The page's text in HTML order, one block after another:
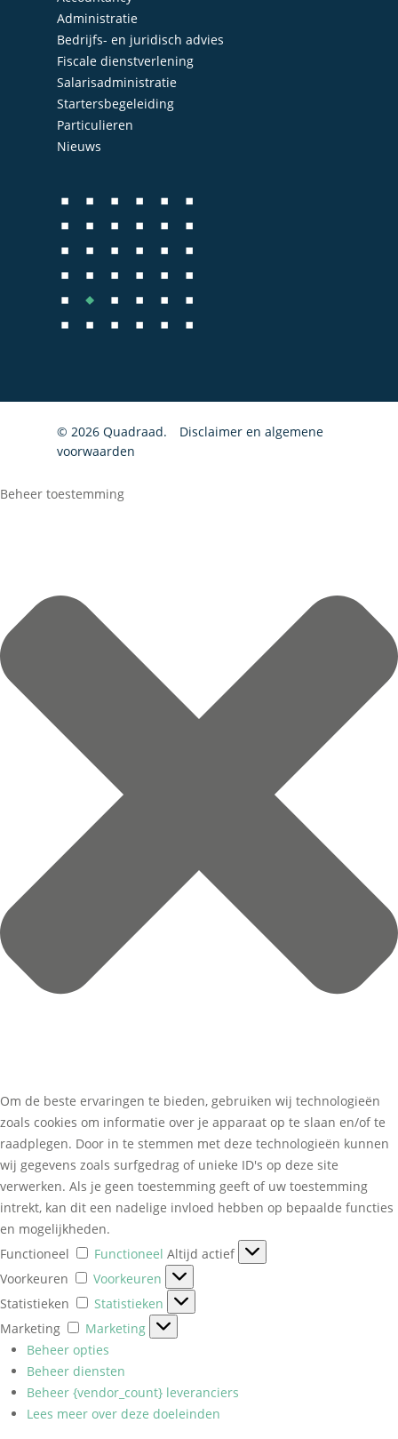
Administratie
Bedrijfs- en juridisch advies
Fiscale dienstverlening
Salarisadministratie
Startersbegeleiding
Particulieren
Nieuws
© 2026 Quadraad.
Disclaimer en algemene
voorwaarden
Beheer toestemming
Om de beste ervaringen te bieden, gebruiken wij technologieën
zoals cookies om informatie over je apparaat op te slaan en/of te
raadplegen. Door in te stemmen met deze technologieën kunnen
wij gegevens zoals surfgedrag of unieke ID's op deze site
verwerken. Als je geen toestemming geeft of uw toestemming
intrekt, kan dit een nadelige invloed hebben op bepaalde functies
en mogelijkheden.
Functioneel
Functioneel Altijd actief
Voorkeuren
Voorkeuren
Statistieken
Statistieken
Marketing
Marketing
Beheer opties
Beheer diensten
Beheer {vendor_count} leveranciers
Lees meer over deze doeleinden